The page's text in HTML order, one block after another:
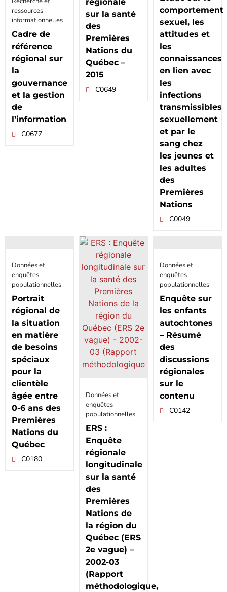
ressources
informationnelles
Cadre de
référence
régional sur
la
gouvernance
et la gestion
de
l’information
C0677
régionale
sur la santé
des
Premières
Nations du
Québec –
2015
C0649
comportement
sexuel, les
attitudes et
les
connaissances
en lien avec
les
infections
transmissibles
sexuellement
et par le
sang chez
les jeunes et
les adultes
des
Premières
Nations
C0049
Données et
enquêtes
populationnelles
Portrait
régional de
la situation
en matière
de besoins
spéciaux
pour la
clientèle
âgée entre
0-6 ans des
Premières
Nations du
Québec
C0180
Données et
enquêtes
populationnelles
ERS :
Enquête
régionale
longitudinale
sur la santé
des
Premières
Nations de
la région du
Québec (ERS
2e vague) –
2002-03
(Rapport
méthodologique,
Données et
enquêtes
populationnelles
Enquête sur
les enfants
autochtones
– Résumé
des
discussions
régionales
sur le
contenu
C0142